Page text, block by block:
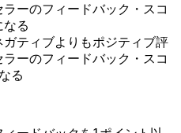
ーのフィードバック・スコ
なる
ティブよりもポジティブ評
ーのフィードバック・スコ
る